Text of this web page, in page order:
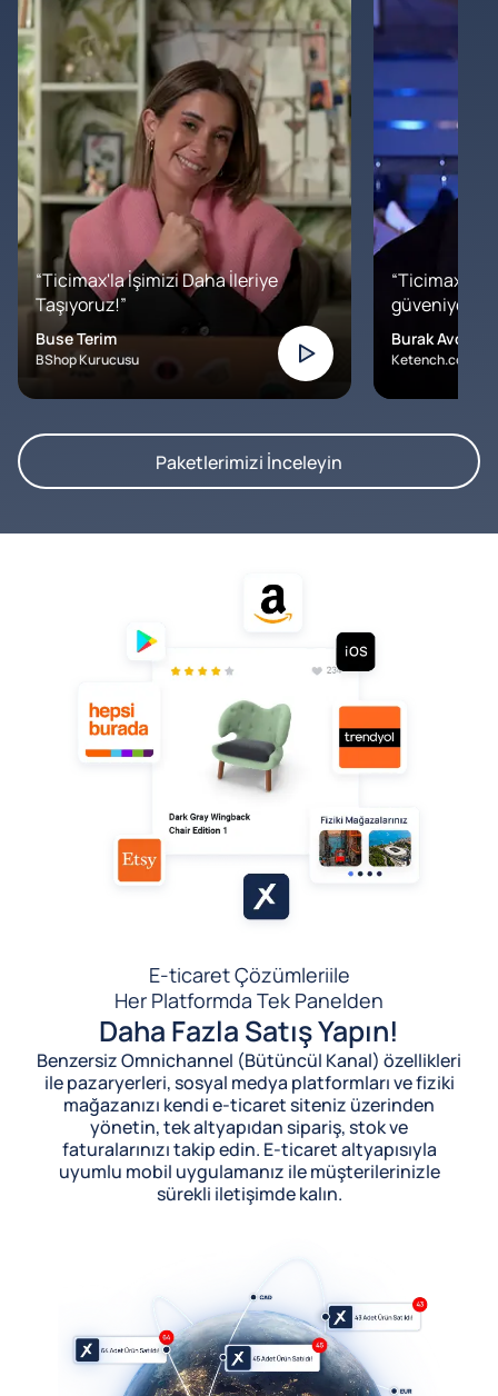
“Ticimax'la İşimizi Daha İleriye
Taşıyoruz!”
Buse Terim
BShop Kurucusu
“Ticimax'a
Burak Avcılar
Ketench.com –
Paketlerimizi İnceleyin
E-ticaret Çözümleriile
Her Platformda Tek Panelden
Daha Fazla Satış Yapın!
Benzersiz Omnichannel (Bütüncül Kanal) özellikleri
ile pazaryerleri, sosyal medya platformları ve fiziki
mağazanızı kendi e-ticaret siteniz üzerinden
yönetin, tek altyapıdan sipariş, stok ve
faturalarınızı takip edin. E-ticaret altyapısıyla
uyumlu mobil uygulamanız ile müşterilerinizle
sürekli iletişimde kalın.